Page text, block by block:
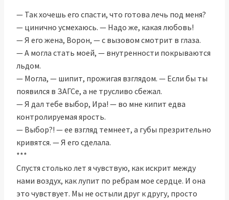
— Так хочешь его спасти, что готова лечь под меня?
— цинично усмехаюсь. — Надо же, какая любовь!
— Я его жена, Ворон, — с вызовом смотрит в глаза.
— А могла стать моей, — внутренности покрываются
льдом.
— Могла, — шипит, прожигая взглядом. — Если бы ты
появился в ЗАГСе, а не трусливо сбежал.
— Я дал тебе выбор, Ира! — во мне кипит едва
контролируемая ярость.
— Выбор?! — ее взгляд темнеет, а губы презрительно
кривятся. — Я его сделала.
***
Спустя столько лет я чувствую, как искрит между
нами воздух, как лупит по ребрам мое сердце. И она
это чувствует. Мы не остыли друг к другу, просто